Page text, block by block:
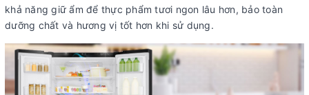
khả năng giữ ẩm để thực phẩm tươi ngon lâu hơn, bảo toàn
dưỡng chất và hương vị tốt hơn khi sử dụng.